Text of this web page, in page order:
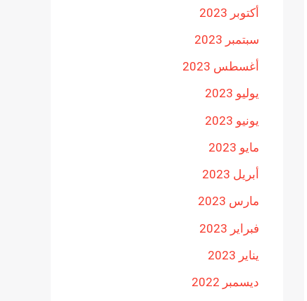
أكتوبر 2023
سبتمبر 2023
أغسطس 2023
يوليو 2023
يونيو 2023
مايو 2023
أبريل 2023
مارس 2023
فبراير 2023
يناير 2023
ديسمبر 2022